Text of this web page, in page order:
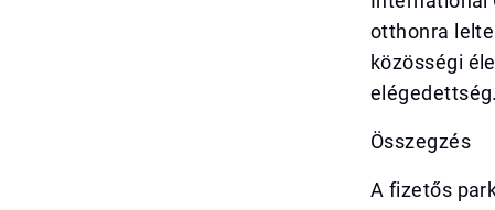
otthonra
közösségi
elégedettség.
Összegzés
A fizetős